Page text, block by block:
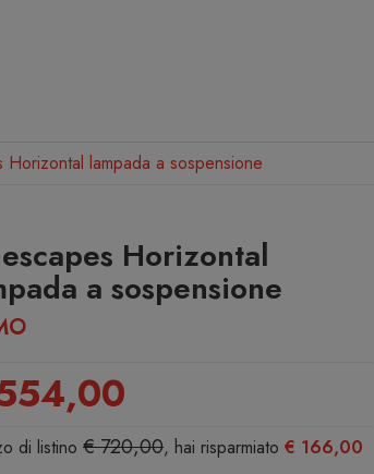
Horizontal lampada a sospensione
Horizontal
a sospensione
di listino € 720,00, hai risparmiato € 166,00